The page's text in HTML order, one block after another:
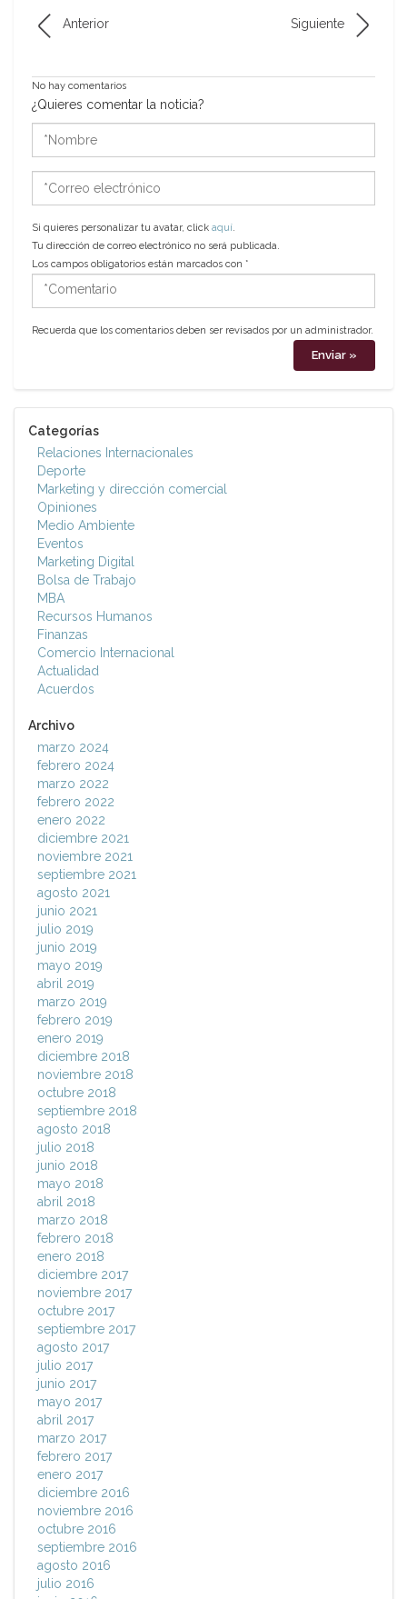
Anterior Siguiente
No hay comentarios
¿Quieres comentar la noticia?
electrónico
Si quieres personalizar tu avatar, click aquí.
Tu dirección de correo electrónico no será publicada.
Los campos obligatorios están marcados con *
*Comentario
Recuerda que los comentarios deben ser revisados por un administrador.
Categorías
Relaciones Internacionales
Deporte
Marketing y dirección comercial
Opiniones
Medio Ambiente
Eventos
Marketing Digital
Bolsa de Trabajo
MBA
Recursos Humanos
Finanzas
Comercio Internacional
Actualidad
Acuerdos
Archivo
marzo 2024
febrero 2024
marzo 2022
febrero 2022
enero 2022
diciembre 2021
noviembre 2021
septiembre 2021
agosto 2021
junio 2021
julio 2019
junio 2019
mayo 2019
abril 2019
marzo 2019
febrero 2019
enero 2019
diciembre 2018
noviembre 2018
octubre 2018
septiembre 2018
agosto 2018
julio 2018
junio 2018
mayo 2018
abril 2018
marzo 2018
febrero 2018
enero 2018
diciembre 2017
noviembre 2017
octubre 2017
septiembre 2017
agosto 2017
julio 2017
junio 2017
mayo 2017
abril 2017
marzo 2017
febrero 2017
enero 2017
diciembre 2016
noviembre 2016
octubre 2016
septiembre 2016
agosto 2016
julio 2016